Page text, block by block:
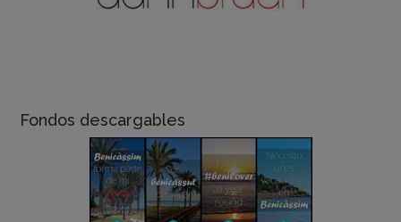
Fondos descargables